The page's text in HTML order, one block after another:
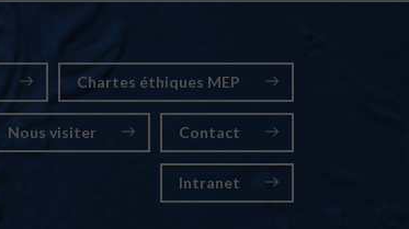
Chartes éthiques MEP
Nous visiter Contact
Intranet